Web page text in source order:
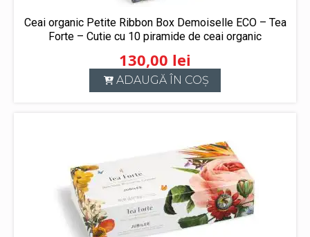
Ceai organic Petite Ribbon Box Demoiselle ECO – Tea
Forte – Cutie cu 10 piramide de ceai organic
130,00 lei
ADAUGĂ ÎN COȘ